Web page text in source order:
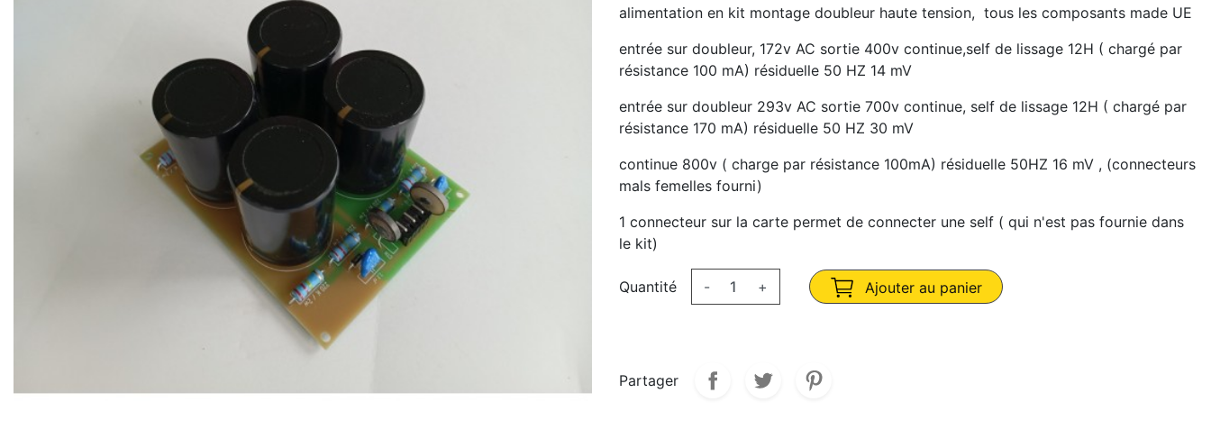
alimentation en kit montage doubleur haute tension, tous les composants made UE
entrée sur doubleur, 172v AC sortie 400v continue,self de lissage 12H ( chargé par
résistance 100 mA) résiduelle 50 HZ 14 mV
entrée sur doubleur 293v AC sortie 700v continue, self de lissage 12H ( chargé par
résistance 170 mA) résiduelle 50 HZ 30 mV
continue 800v ( charge par résistance 100mA) résiduelle 50HZ 16 mV , (connecteurs
mals femelles fourni)
1 connecteur sur la carte permet de connecter une self ( qui n'est pas fournie dans
le kit)
Quantité - + Ajouter au panier
Partager